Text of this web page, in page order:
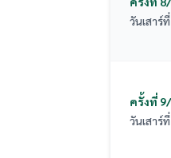
วันเสาร์
ครั้งที่
วันเสาร์